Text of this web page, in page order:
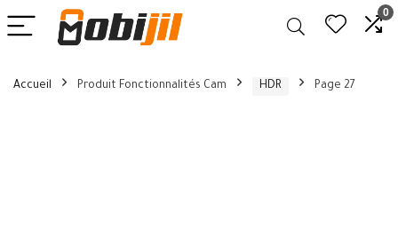
0
Accueil Produit Fonctionnalités Cam HDR Page 27